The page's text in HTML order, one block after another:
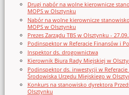
Drugi nabór na wolne kierownicze
MOPS w Olsztynku
Nabór na wolne kierownicze
MOPS w Olsztynku
Prezes Zarządu TBS w Olsztynku -
Podinspektor w Referacie Finansów i
Inspektor ds. drogownictwa
Kierownik Biura Rady Miejskiej w
Podinspektor ds. inwestycji w
Środowiska Urzędu Miejskiego w
Konkurs na stanowisko dyrektora
Olsztynku